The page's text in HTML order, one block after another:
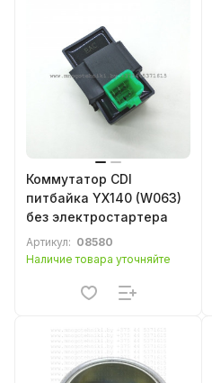
Коммутатор CDI
питбайка YX140 (W063)
без электростартера
Артикул: 08580
Наличие товара уточняйте